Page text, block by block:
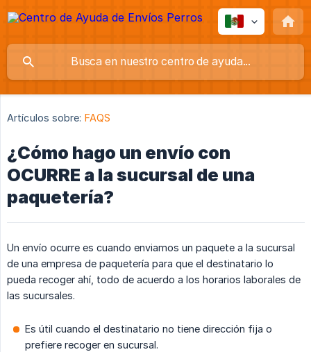
Artículos sobre: FAQS
¿Cómo hago un envío con
OCURRE a la sucursal de una
paquetería?
Un envío ocurre es cuando enviamos un paquete a la sucursal
de una empresa de paquetería para que el destinatario lo
pueda recoger ahí, todo de acuerdo a los horarios laborales de
las sucursales.
Es útil cuando el destinatario no tiene dirección fija o
prefiere recoger en sucursal.